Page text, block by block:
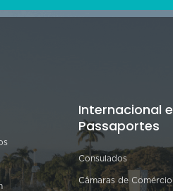
Internacional e
Passaportes
Consulados
Câmaras de Comércio